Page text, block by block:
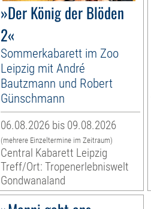
»Der König der Blöden
2«
Sommerkabarett im Zoo
Leipzig mit André
Bautzmann und Robert
Günschmann
06.08.2026 bis 09.08.2026
(mehrere Einzeltermine im Zeitraum)
Central Kabarett Leipzig
Treff/Ort: Tropenerlebniswelt
Gondwanaland